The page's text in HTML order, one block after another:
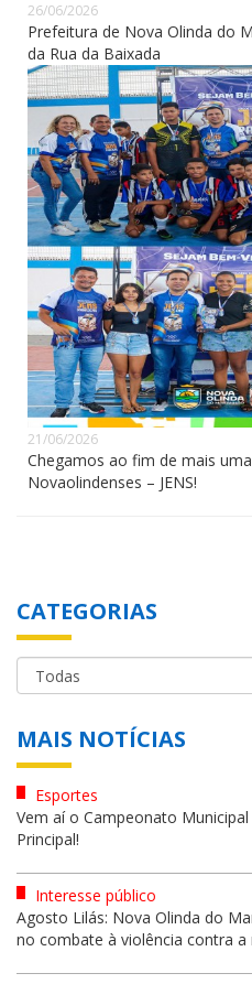
26/06/2026
Prefeitura de Nova Olinda do
da Rua da Baixada
21/06/2026
Chegamos ao fim de mais
Novaolindenses – JENS!
CATEGORIAS
MAIS NOTÍCIAS
Esportes
Vem aí o Campeonato
Principal!
Interesse público
Agosto Lilás: Nova Olinda do
no combate à violência contra a